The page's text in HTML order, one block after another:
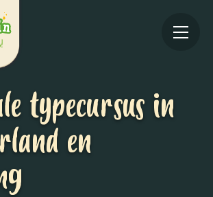
typecursus in
en